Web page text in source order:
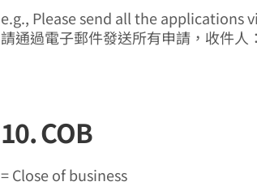
e.g., Please send all the applications
請通過電子郵件發送所有申請，收件人
10. COB
= Close of business